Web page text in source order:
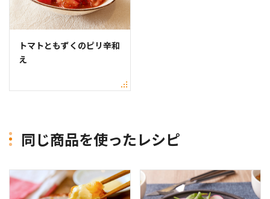
トマトともずくのピリ辛和
え
同じ商品を使ったレシピ